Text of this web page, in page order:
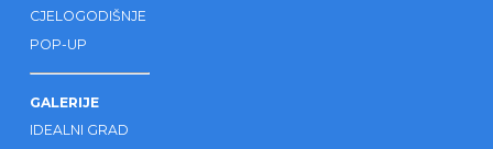
CJELOGODIŠNJE
POP-UP
GALERIJE
IDEALNI GRAD